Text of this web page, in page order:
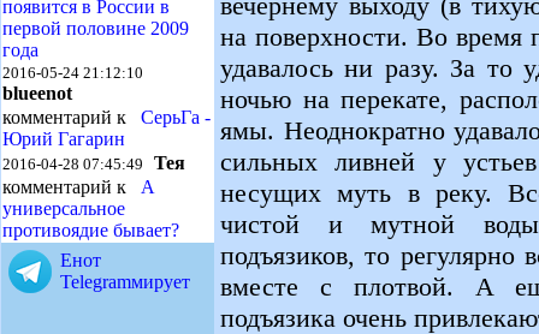
появится в России в
первой половине 2009
года
2016-05-24 21:12:10
blueenot
комментарий к СерьГа -
Юрий Гагарин
2016-04-28 07:45:49 Тея
комментарий к А
универсальное
противоядие бывает?
Енот
Telegramмирует
на поверхности. Во время
удавалось ни разу. За то
ночью на перекате,
ямы. Неоднократно
сильных ливней у
несущих муть в реку.
чистой и мутной
подъязиков, то регулярно
вместе с плотвой. А
подъязика очень